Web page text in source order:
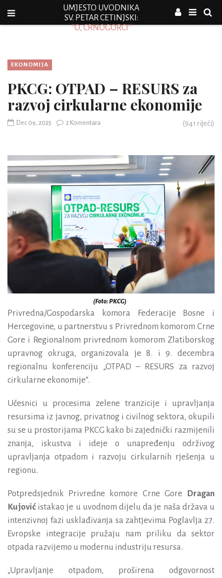
UMJESTO UVODNIKA
SV. PETAR CETINJSKI:
"O, CRNOGORCI"
EKONOMIJA
PKCG: OTPAD – RESURS za
razvoj cirkularne ekonomije
Dec 09, 2025 2 Komentara (941 riječi)
(Foto: PKCG)
Privredna/Gospodarska komora Federacije Bosne i
Hercegovine, u partnerstvu s Privrednom komorom Crne
Gore i Regionalnom privrednom komorom Zlatiborskog
upravnog okruga, organizovala je 8. i 9. decembra
regionalnu konferenciju „OTPAD – RESURS za razvoj
cirkularne ekonomije“.
Učesnici
u procesima zelene tranzicije i upravljanja
resursima iz javnog, privatnog i civilnog sektora, okupili
su se u prostorijama PKCG kako bi zajednički razmijenili
znanja, iskustva i ideje o unapređenju održivog
upravljanja otpadom i razvoju cirkularnih rješenja u
regionu.
Potpredsjednik Privredne komore Crne Gore
Dragan
Kujović istakao je u uvodnom dijelu da je naša država u
intenzivnoj fazi usklađivanja sa zahtjevima Poglavlja 27.
Evropske integracije pružaju nam priliku da sektor
otpada razvijemo u modernu industriju resursa.
„Upravljanje otpadom, proširena odgovornost